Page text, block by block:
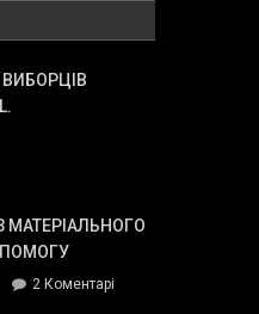
МАТЕРІАЛЬНОГО
2 Коментарідо